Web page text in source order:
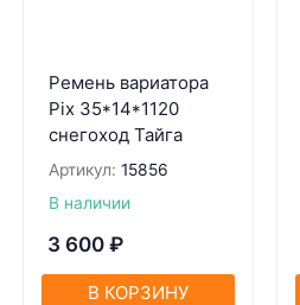
Ремень вариатора
Pix 35*14*1120
снегоход Тайга
Артикул: 15856
В наличии
3 600 ₽
В КОРЗИНУ